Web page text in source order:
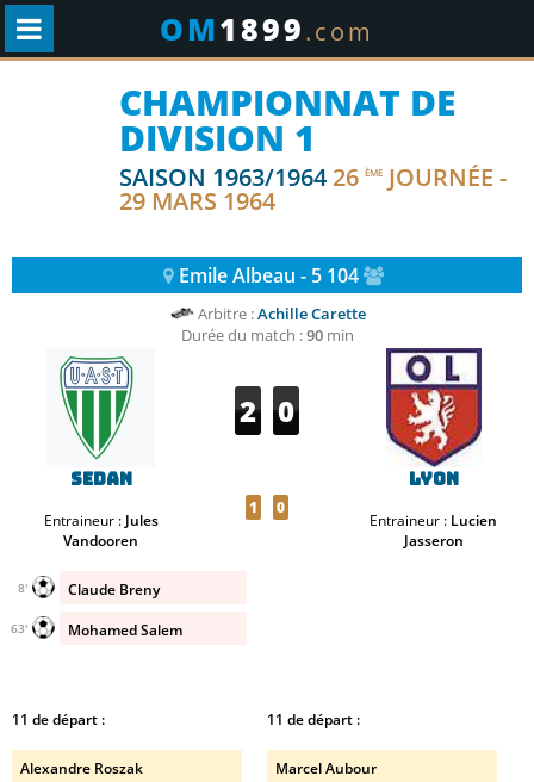
OM1899.com
CHAMPIONNAT DE
DIVISION 1
SAISON 1963/1964 26 ÈME JOURNÉE -
29 MARS 1964
Emile Albeau - 5 104
Arbitre :Achille Carette
Durée du match :90min
Sedan
Entraineur : Jules
Vandooren
2 0
1 0
Lyon
Entraineur : Lucien
Jasseron
Claude Breny
8'
Mohamed Salem
63'
11 de départ :
Alexandre Roszak
11 de départ :
Marcel Aubour